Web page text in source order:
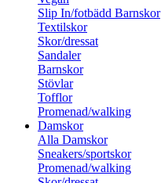
Slip In/fotbädd Barnskor
Textilskor
Skor/dressat
Sandaler
Barnskor
Stövlar
Tofflor
Promenad/walking
Damskor
Alla Damskor
Sneakers/sportskor
Promenad/walking